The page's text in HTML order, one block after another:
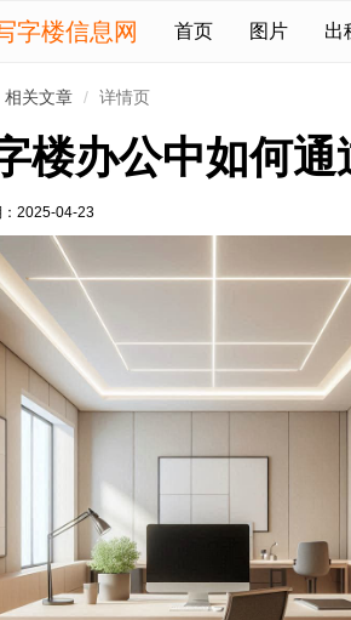
字楼信息网 首页 图片 出
相关文章 详情页
楼办公中如何
2025-04-23